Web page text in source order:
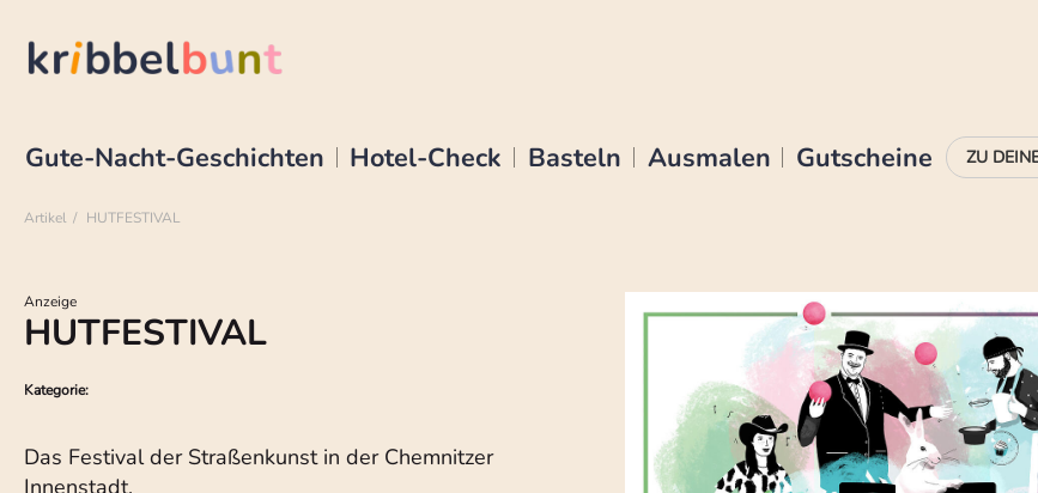
Gute-Nacht-Geschichten Hotel-Check Basteln Ausmalen Gutscheine
Artikel HUTFESTIVAL
Anzeige
HUTFESTIVAL
Kategorie:
Das Festival der Straßenkunst in der Chemnitzer
Innenstadt.